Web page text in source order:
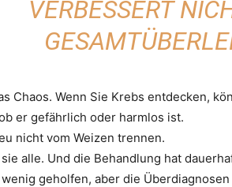
ERBESSERT
Chaos. Wenn Sie Krebs entdecken,
er gefährlich oder harmlos ist.
nicht vom Weizen trennen.
alle. Und die Behandlung hat
geholfen, aber die